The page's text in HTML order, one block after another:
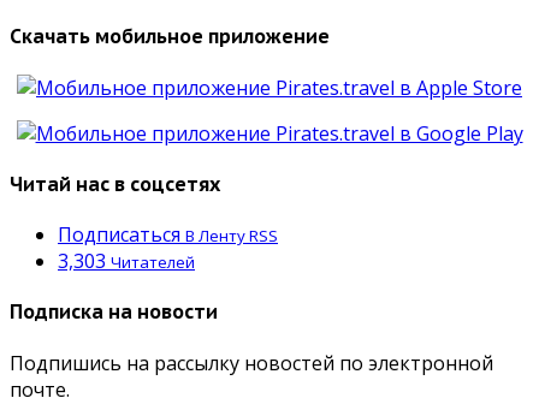
Скачать мобильное приложение
Читай нас в соцсетях
Подписаться В Ленту RSS
3,303 Читателей
Подписка на новости
Подпишись на рассылку новостей по электронной
почте.